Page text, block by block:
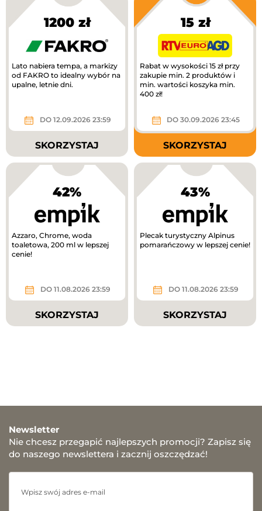
1200 zł
Lato nabiera tempa, a markizy
od FAKRO to idealny wybór na
upalne, letnie dni.
DO 12.09.2026 23:59
SKORZYSTAJ
15 zł
Rabat w wysokości 15 zł przy
zakupie min. 2 produktów i
min. wartości koszyka min.
400 zł!
DO 30.09.2026 23:45
SKORZYSTAJ
42%
Azzaro, Chrome, woda
toaletowa, 200 ml w lepszej
cenie!
DO 11.08.2026 23:59
SKORZYSTAJ
43%
Plecak turystyczny Alpinus
pomarańczowy w lepszej cenie!
DO 11.08.2026 23:59
SKORZYSTAJ
Newsletter
Nie chcesz przegapić najlepszych promocji? Zapisz się
do naszego newslettera i zacznij oszczędzać!